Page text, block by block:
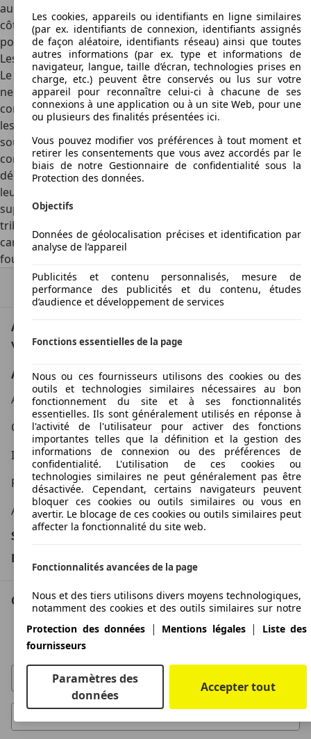
au bibenne dont on peut lever la benne uniquement sur un
côté, en plus de l'arrière. Le tribenne est donc le plus
polyvalent des camions bennes.
Les mêmes propriétés que les autres camions bennes
Le tribenne a la même configuration qu'un camion benne
ne déposant son chargement que vers l'arrière. Les
commandes dans la cabine prennent bien sûr en compte
les mouvements plus variés du système hydraulique qui
soutient et élève la benne, mais ne sont pas plus
complexes que sur un camion benne classique. Pour un
déchargement plus rapide, les ridelles pivotent autour de
leur charnière, celle-ci pouvant se trouver à l'extrémité
supérieure de la benne ou au niveau du plancher. Le
tribenne est le résultat d'un partenariat entre un
carrossier et un constructeur de poids lourds, lequel
fournit le châssis, comme Iveco, MAN ou encore Renault.
Haut
AutoScout24: la plus grande plateforme en ligne de
voitures en Europe
AutoScout24
A propos d'AutoScout24
Conditions d'utilisation
Informations légales
Protection des données
Accessibility Statement
Service
Espace Pro
Contact
AutoScout24 pour iOS
AutoScout24 pour Android
Les cookies, appareils ou identifiants en ligne similaires
(par ex. identifiants de connexion, identifiants assignés
de façon aléatoire, identifiants réseau) ainsi que toutes
autres informations (par ex. type et informations de
navigateur, langue, taille d’écran, technologies prises en
charge, etc.) peuvent être conservés ou lus sur votre
appareil pour reconnaître celui-ci à chacune de ses
connexions à une application ou à un site Web, pour une
ou plusieurs des finalités présentées ici.
Vous pouvez modifier vos préférences à tout moment et
retirer les consentements que vous avez accordés par le
biais de notre Gestionnaire de confidentialité sous la
Protection des données.
Objectifs
Données de géolocalisation précises et identification par
analyse de l’appareil
Publicités et contenu personnalisés, mesure de
performance des publicités et du contenu, études
d’audience et développement de services
Fonctions essentielles de la page
Nous ou ces fournisseurs utilisons des cookies ou des
outils et technologies similaires nécessaires au bon
fonctionnement du site et à ses fonctionnalités
essentielles. Ils sont généralement utilisés en réponse à
l'activité de l'utilisateur pour activer des fonctions
importantes telles que la définition et la gestion des
informations de connexion ou des préférences de
confidentialité. L'utilisation de ces cookies ou
technologies similaires ne peut généralement pas être
désactivée. Cependant, certains navigateurs peuvent
bloquer ces cookies ou outils similaires ou vous en
avertir. Le blocage de ces cookies ou outils similaires peut
affecter la fonctionnalité du site web.
Fonctionnalités avancées de la page
Nous et des tiers utilisons divers moyens technologiques,
notamment des cookies et des outils similaires sur notre
garantir une expérience utilisateur améliorée. Grâce à
ces fonctionnalités étendues, nous permettons la
poursuivre vos recherches lors;une visite ultérieure, pour
vous présenter des offres adaptées à votre région ou
pour fournir et évaluer des publicités et des messages
personnalisés. Nous enregistrons votre adresse e-mail
localement lorsque vous la fournissez pour des
recherches enregistrées, des véhicules favoris ou dans le
Protection des données | Mentions légales|
Liste des
fournisseurs
Paramètres des
données
Accepter tout